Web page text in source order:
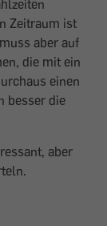
Zeitraum ist
aber auf
die mit ein
einen
besser die
aber